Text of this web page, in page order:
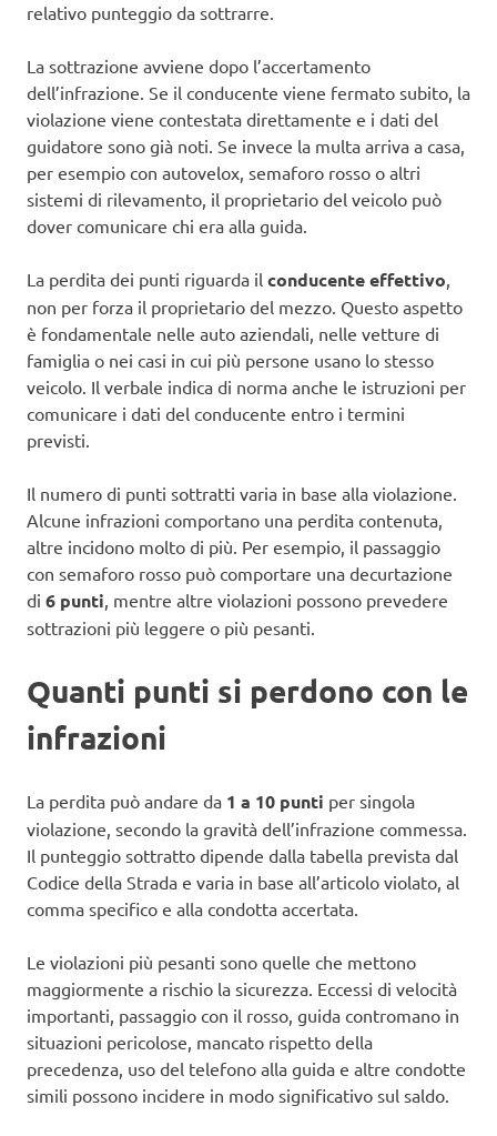
relativo punteggio da sottrarre.
La sottrazione avviene dopo l’accertamento
dell’infrazione. Se il conducente viene fermato subito, la
violazione viene contestata direttamente e i dati del
guidatore sono già noti. Se invece la multa arriva a casa,
per esempio con autovelox, semaforo rosso o altri
sistemi di rilevamento, il proprietario del veicolo può
dover comunicare chi era alla guida.
La perdita dei punti riguarda il conducente effettivo,
non per forza il proprietario del mezzo. Questo aspetto
è fondamentale nelle auto aziendali, nelle vetture di
famiglia o nei casi in cui più persone usano lo stesso
veicolo. Il verbale indica di norma anche le istruzioni per
comunicare i dati del conducente entro i termini
previsti.
Il numero di punti sottratti varia in base alla violazione.
Alcune infrazioni comportano una perdita contenuta,
altre incidono molto di più. Per esempio, il passaggio
con semaforo rosso può comportare una decurtazione
di 6 punti, mentre altre violazioni possono prevedere
sottrazioni più leggere o più pesanti.
Quanti punti si perdono con le
infrazioni
La perdita può andare da 1 a 10 punti per singola
violazione, secondo la gravità dell’infrazione commessa.
Il punteggio sottratto dipende dalla tabella prevista dal
Codice della Strada e varia in base all’articolo violato, al
comma specifico e alla condotta accertata.
Le violazioni più pesanti sono quelle che mettono
maggiormente a rischio la sicurezza. Eccessi di velocità
importanti, passaggio con il rosso, guida contromano in
situazioni pericolose, mancato rispetto della
precedenza, uso del telefono alla guida e altre condotte
simili possono incidere in modo significativo sul saldo.